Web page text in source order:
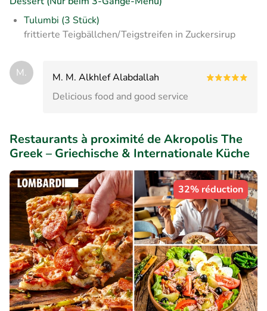
Tulumbi (3 Stück)
frittierte Teigbällchen/Teigstreifen in Zuckersirup
M.
M. M. Alkhlef Alabdallah
Delicious food and good service
Restaurants à proximité de Akropolis The
Greek – Griechische & Internationale Küche
32% réduction